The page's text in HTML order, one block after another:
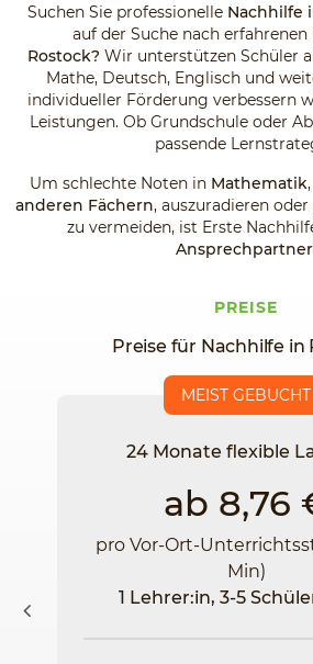
Suchen Sie professionelle Nachhilfe
auf der Suche nach
Rostock? Wir unterstützen Schüler
Mathe, Deutsch, Englisch und
individueller Förderung verbessern
Leistungen. Ob Grundschule oder
passende
Um schlechte Noten in Mathematik
anderen Fächern, auszuradieren
zu vermeiden, ist Erste
Ansprechpartner
PREISE
Preise für Nachhilfe in
MEIST GEBUCHT
24 Monate flexible
ab 8,76
pro Vor-Ort-
Min)
1 Lehrer:in, 3-5